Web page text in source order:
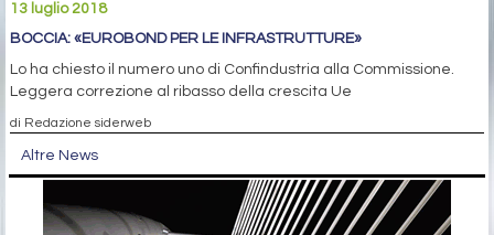
13 luglio 2018
BOCCIA: «EUROBOND PER LE INFRASTRUTTURE»
Lo ha chiesto il numero uno di Confindustria alla Commissione.
Leggera correzione al ribasso della crescita Ue
di Redazione siderweb
Altre News